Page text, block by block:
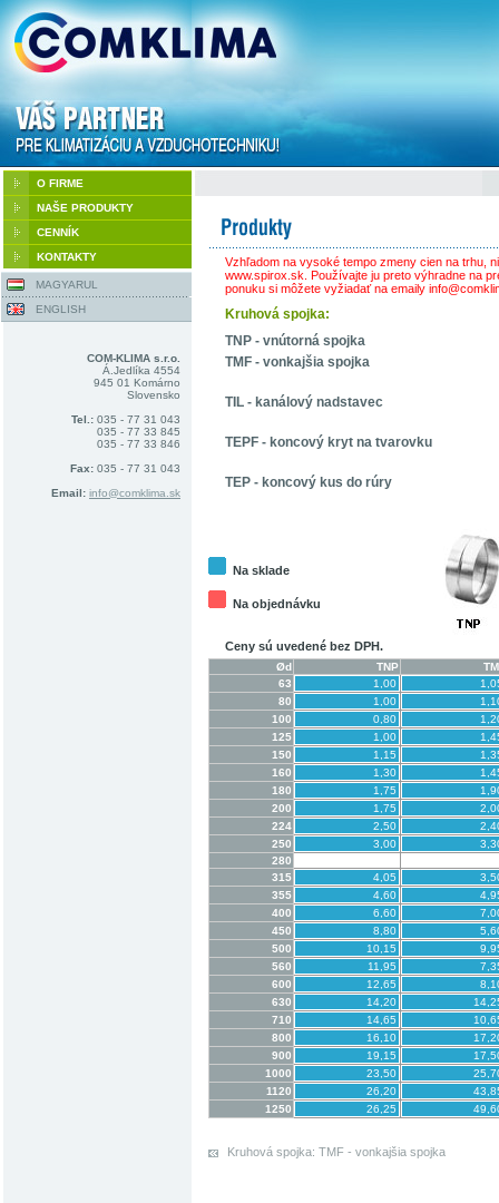
O FIRME
NAŠE PRODUKTY
CENNÍK
KONTAKTY
MAGYARUL
ENGLISH
COM-KLIMA s.r.o.
Á.Jedlíka 4554
945 01 Komárno
Slovensko
Tel.: 035 - 77 31 043
035 - 77 33 845
035 - 77 33 846
Fax: 035 - 77 31 043
Email: info@comklima.sk
Vzhľadom na vysoké tempo zmeny cien na trhu,
www.spirox.sk. Používajte ju preto výhradne na
ponuku si môžete vyžiadať na emaily
Kruhová spojka:
TNP - vnútorná spojka
TMF - vonkajšia spojka
TIL - kanálový nadstavec
TEPF - koncový kryt na tvarovku
TEP - koncový kus do rúry
Na sklade
Na objednávku
Ceny sú uvedené bez DPH.
Ød TNP
63
1,00
80
1,00
100
0,80
125
1,00
150
1,15
160
1,30
180
1,75
200
1,75
224
2,50
250
3,00
280
315
4,05
355
4,60
400
6,60
450
8,80
500
10,15
560
11,95
600
12,65
630
14,20
710
14,65
800
16,10
900
19,15
1000
23,50
1120
26,20
1250
26,25
Kruhová spojka: TMF - vonkajšia spojka